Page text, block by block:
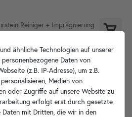
Reiniger + Imprägnierung
ähnliche Technologien auf unserer
Daten von
(z.B. IP-Adresse), um z.B.
Medien von
oder Zugriffe auf unsere Website zu
erfolgt erst durch gesetzte
mit Dritten, die wir in den